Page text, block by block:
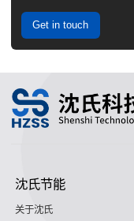
Get in touch
沈氏节能
关于沈氏